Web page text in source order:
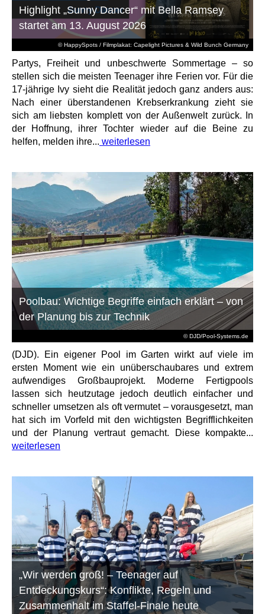
© HappySpots / Filmplakat: Capelight Pictures & Wild Bunch Germany
Highlight „Sunny Dancer“ mit Bella Ramsey
startet am 13. August 2026
Partys, Freiheit und unbeschwerte Sommertage – so
stellen sich die meisten Teenager ihre Ferien vor. Für die
17-jährige Ivy sieht die Realität jedoch ganz anders aus:
Nach einer überstandenen Krebserkrankung zieht sie
sich am liebsten komplett von der Außenwelt zurück. In
der Hoffnung, ihrer Tochter wieder auf die Beine zu
helfen, melden ihre... weiterlesen
© DJD/Pool-Systems.de
Poolbau: Wichtige Begriffe einfach erklärt – von
der Planung bis zur Technik
(DJD). Ein eigener Pool im Garten wirkt auf viele im
ersten Moment wie ein unüberschaubares und extrem
aufwendiges Großbauprojekt. Moderne Fertigpools
lassen sich heutzutage jedoch deutlich einfacher und
schneller umsetzen als oft vermutet – vorausgesetzt, man
hat sich im Vorfeld mit den wichtigsten Begrifflichkeiten
und der Planung vertraut gemacht. Diese kompakte...
weiterlesen
„Wir werden groß! – Teenager auf
Entdeckungskurs“: Konflikte, Regeln und
Zusammenhalt im Staffel-Finale heute